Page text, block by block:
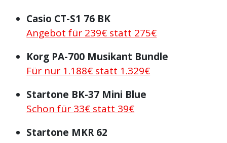
Casio CT-S1 76 BK
Angebot für 239€ statt 275€
Korg PA-700 Musikant Bundle
Für nur 1.188€ statt 1.329€
Startone BK-37 Mini Blue
Schon für 33€ statt 39€
Startone MKR 62